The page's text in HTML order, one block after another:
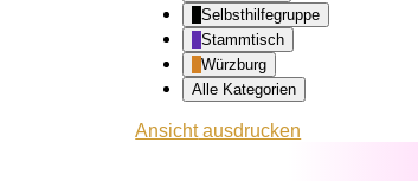
Selbsthilfegruppe
Stammtisch
Würzburg
Alle Kategorien
Ansichtausdrucken